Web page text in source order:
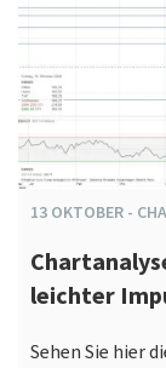
13 OKTOBER -
leichter
Sehen Sie hier